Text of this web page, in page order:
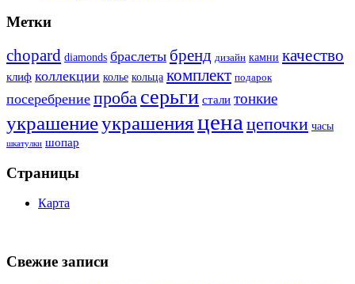
Метки
chopard diamonds браслеты бренд дизайн камни качество
клиф коллекции колье кольца комплект подарок
посеребрение проба серьги стали тонкие
украшениеукрашенияцена цепочки часы
шкатулки шопар
Страницы
Карта
Свежие записи